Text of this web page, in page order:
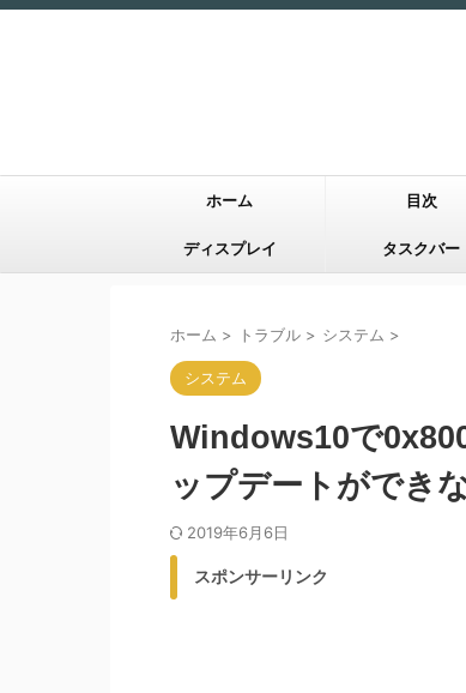
ホーム 目次
ディスプレイ タスクバー
ホーム > トラブル > システム >
システム
Windows10で
ップデートができ
2019年6月6日
スポンサーリンク